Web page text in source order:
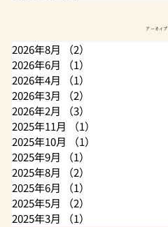
アーカイブ
2026年8月 （2）
2026年6月
（1）
2026年4月
（1）
2026年3月
（2）
2026年2月
（3）
2025年11月
（1）
2025年10月
（1）
2025年9月
（1）
2025年8月
（2）
2025年6月
（1）
2025年5月
（2）
2025年3月
（1）